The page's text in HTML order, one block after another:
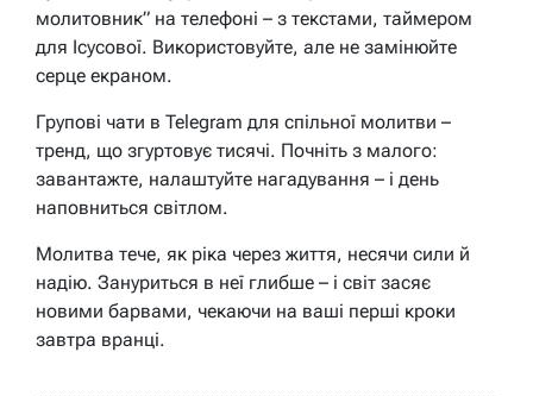
молитовник” на телефоні – з текстами, таймером
для Ісусової. Використовуйте, але не замінюйте
серце екраном.
Групові чати в Telegram для спільної молитви –
тренд, що згуртовує тисячі. Почніть з малого:
завантажте, налаштуйте нагадування – і день
наповниться світлом.
Молитва тече, як ріка через життя, несячи сили й
надію. Зануриться в неї глибше – і світ засяє
новими барвами, чекаючи на ваші перші кроки
завтра вранці.